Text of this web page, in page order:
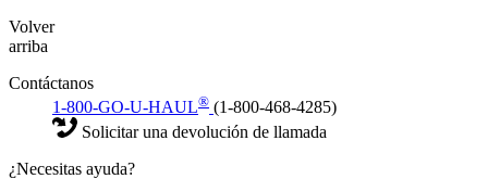
Volver
arriba
Contáctanos
1-800-GO-U-HAUL® (1-800-468-4285)
Solicitar una devolución de llamada
¿Necesitas ayuda?